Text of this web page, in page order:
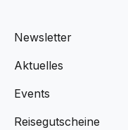
Newsletter
Aktuelles
Events
Reisegutscheine